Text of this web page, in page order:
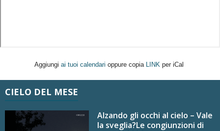
Aggiungi ai tuoi calendari oppure copia LINK per iCal
CIELO DEL MESE
Alzando gli occhi al cielo – Vale
la sveglia?Le congiunzioni di